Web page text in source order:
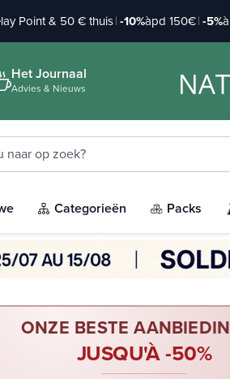
Point & 50 € thuis|-10%àpd 150€|-5%
Het Journaal
Advies & Nieuws
Categorieën Packs
ONZE BESTE
JUSQU'À -50%